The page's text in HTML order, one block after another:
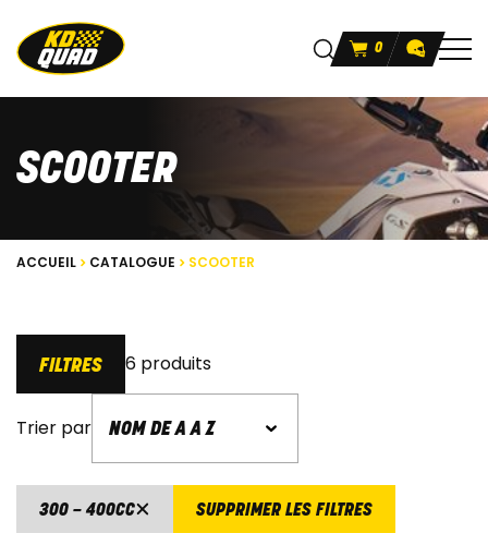
0
SCOOTER
ACCUEIL CATALOGUE SCOOTER
FILTRES 6 produits
Trier par
300 – 400CC SUPPRIMER LES FILTRES